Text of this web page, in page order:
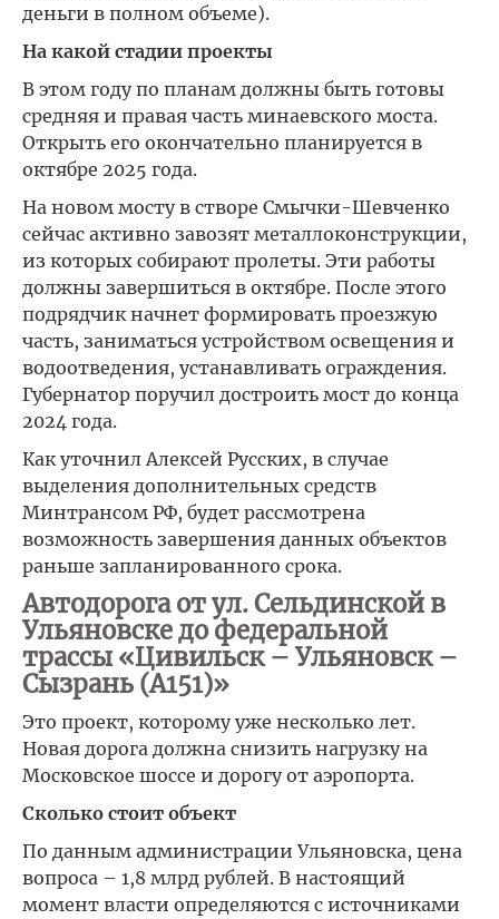
деньги в полном объеме).
На какой стадии проекты
В этом году по планам должны быть готовы
средняя и правая часть минаевского моста.
Открыть его окончательно планируется в
октябре 2025 года.
На новом мосту в створе Смычки-Шевченко
сейчас активно завозят металлоконструкции,
из которых собирают пролеты. Эти работы
должны завершиться в октябре. После этого
подрядчик начнет формировать проезжую
часть, заниматься устройством освещения и
водоотведения, устанавливать ограждения.
Губернатор поручил достроить мост до конца
2024 года.
Как уточнил Алексей Русских, в случае
выделения дополнительных средств
Минтрансом РФ, будет рассмотрена
возможность завершения данных объектов
раньше запланированного срока.
Автодорога от ул. Сельдинской в
Ульяновске до федеральной
трассы «Цивильск – Ульяновск –
Сызрань (А151)»
Это проект, которому уже несколько лет.
Новая дорога должна снизить нагрузку на
Московское шоссе и дорогу от аэропорта.
Сколько стоит объект
По данным администрации Ульяновска, цена
вопроса – 1,8 млрд рублей. В настоящий
момент власти определяются с источниками